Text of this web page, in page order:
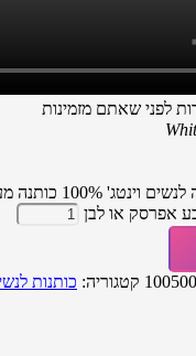
לפני שאתם מזמינות
כמות של כותונת
אפרסק או לבן
קטגוריה: כותנות